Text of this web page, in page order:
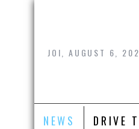
Skip
JOI, AUGUST 6,
NEWS DRIVE